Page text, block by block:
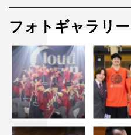
フォトギャラリー